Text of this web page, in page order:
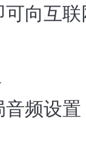
向互
频设